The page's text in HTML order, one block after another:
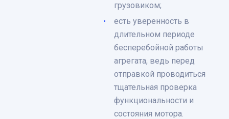
грузовиком;
есть уверенность в
длительном периоде
бесперебойной работы
агрегата, ведь перед
отправкой проводиться
тщательная проверка
функциональности и
состояния мотора.